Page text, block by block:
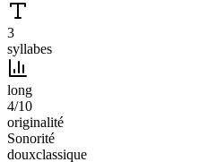
3
syllabes
long
4/10
originalité
Sonorité
douxclassique